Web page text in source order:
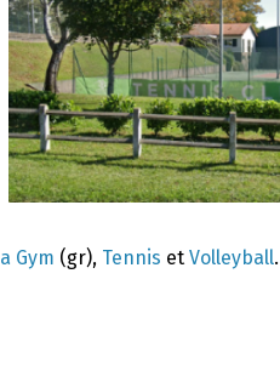
Gym (gr), Tennis et Volleyball.